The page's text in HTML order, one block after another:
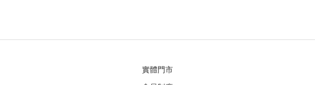
實體門市